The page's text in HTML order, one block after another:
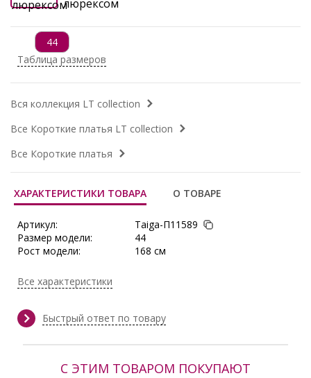
44
Таблица размеров
Вся коллекция LT collection
Все Короткие платья LT collection
Все Короткие платья
ХАРАКТЕРИСТИКИ ТОВАРА О ТОВАРЕ
Артикул:
Taiga-П11589
Размер модели:
44
Рост модели:
168 см
Тип ткани:
Длина:
Сезон:
Весна, Демисезон, Зима, Осень,
Производитель:
LT collection
Все характеристики
Быстрый ответ по товару
С ЭТИМ ТОВАРОМ ПОКУПАЮТ